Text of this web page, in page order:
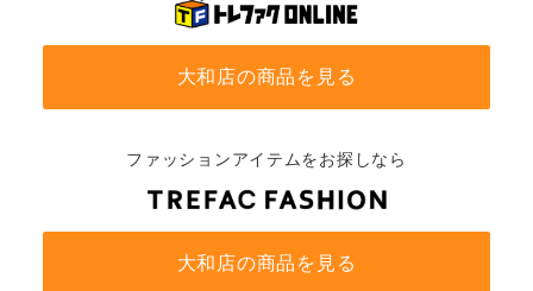
大和店の商品を見る
ファッションアイテムをお探しなら
大和店の商品を見る